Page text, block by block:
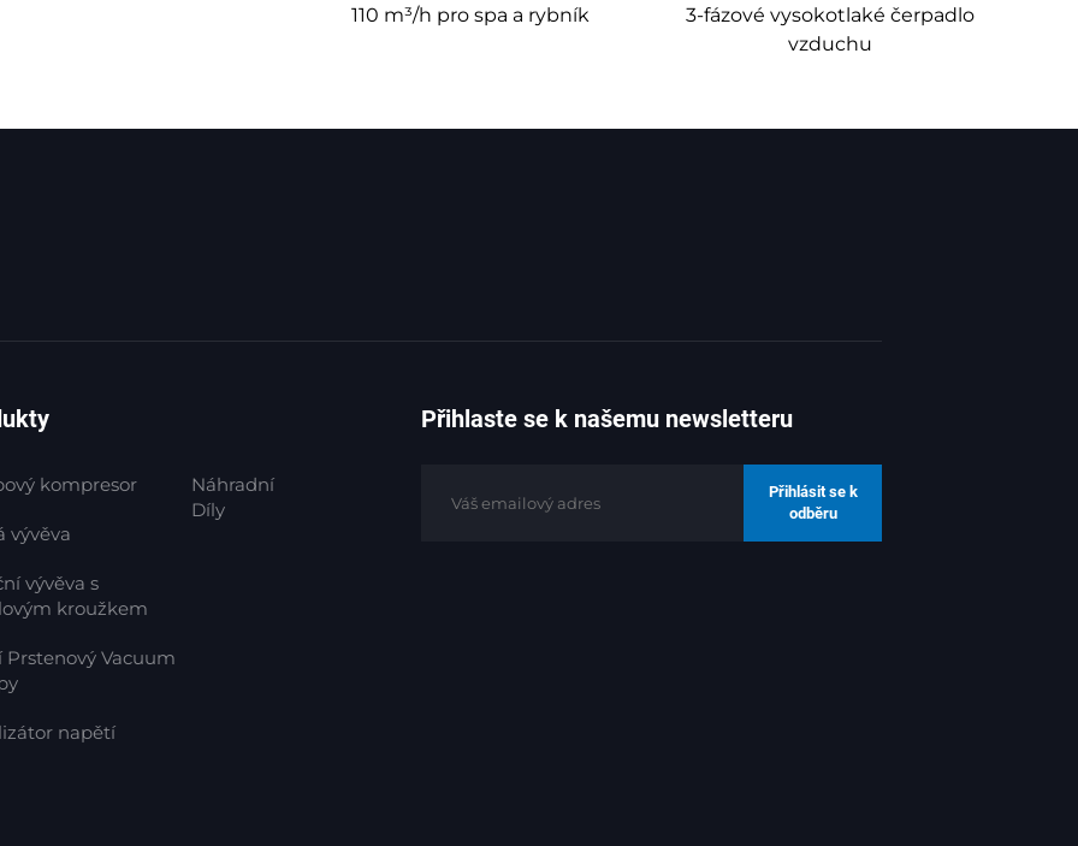
velikostech a s různými možnostmi připojení, přičemž speciální verze nabízejí zvýšenou odolnost vůči
senzory a programovatelnými řídicími systémy pro automatizovaný provoz a sledování výkonu v reálném
aplikacích, včetně:
110 m³/h pro spa a rybník
3-fázové vysokotlaké čerpadlo
vzduchu
kompresor
vývěva
vývěva s
kroužkem
Prstenový Vacuum
napětí
Náhradní
Díly
Přihlaste se k našemu newsletteru
Přihlásit se k
odběru